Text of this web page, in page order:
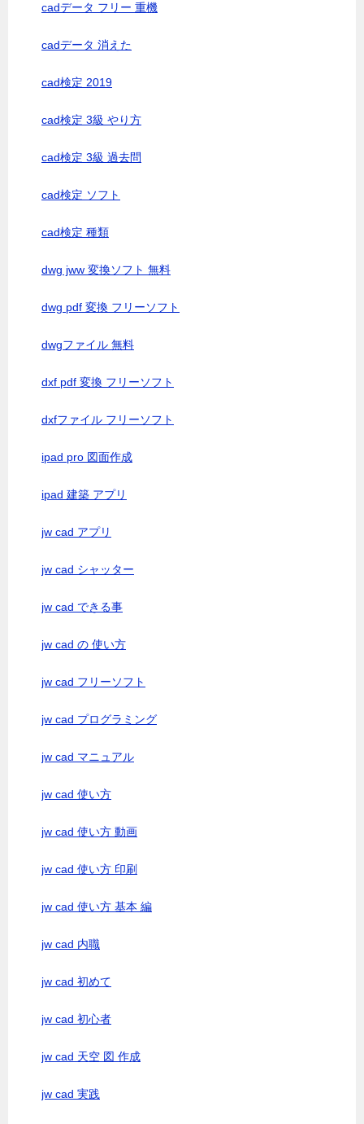
cadデータ フリー 重機
cadデータ 消えた
cad検定 2019
cad検定 3級 やり方
cad検定 3級 過去問
cad検定 ソフト
cad検定 種類
dwg jww 変換ソフト 無料
dwg pdf 変換 フリーソフト
dwgファイル 無料
dxf pdf 変換 フリーソフト
dxfファイル フリーソフト
ipad pro 図面作成
ipad 建築 アプリ
jw cad アプリ
jw cad シャッター
jw cad できる事
jw cad の 使い方
jw cad フリーソフト
jw cad プログラミング
jw cad マニュアル
jw cad 使い方
jw cad 使い方 動画
jw cad 使い方 印刷
jw cad 使い方 基本 編
jw cad 内職
jw cad 初めて
jw cad 初心者
jw cad 天空 図 作成
jw cad 実践